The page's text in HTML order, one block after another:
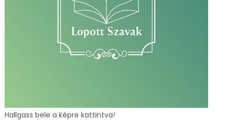
Hallgass bele a képre kattintva!